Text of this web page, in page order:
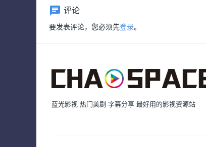
评论
要发表评论，您必须先登录。
蓝光影视 热门美剧 字幕分享 最好用的影视资源站